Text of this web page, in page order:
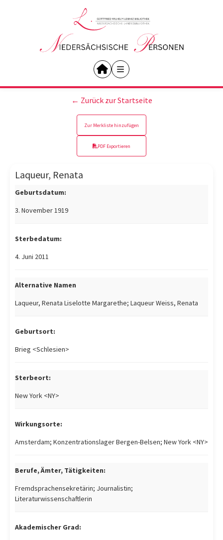
← Zurück zur Startseite
Zur Merkliste hinzufügen
PDF Exportieren
Laqueur, Renata
Geburtsdatum:
3. November 1919
Sterbedatum:
4. Juni 2011
Alternative Namen
Laqueur, Renata Liselotte Margarethe; Laqueur Weiss, Renata
Geburtsort:
Brieg <Schlesien>
Sterbeort:
New York <NY>
Wirkungsorte:
Amsterdam; Konzentrationslager Bergen-Belsen; New York <NY>
Berufe, Ämter, Tätigkeiten:
Fremdsprachensekretärin; Journalistin;
Literaturwissenschaftlerin
Akademischer Grad: